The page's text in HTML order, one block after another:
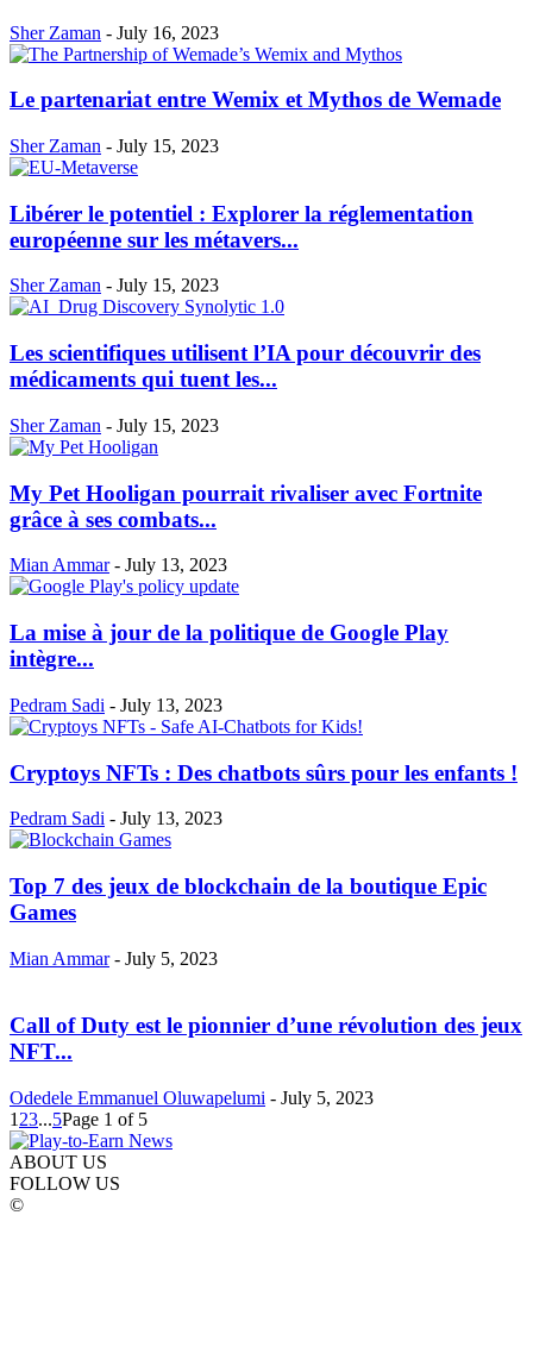
Sher Zaman - July 16, 2023
Le partenariat entre Wemix et Mythos de Wemade
Sher Zaman - July 15, 2023
Libérer le potentiel : Explorer la réglementation
européenne sur les métavers...
Sher Zaman - July 15, 2023
Les scientifiques utilisent l’IA pour découvrir des
médicaments qui tuent les...
Sher Zaman - July 15, 2023
My Pet Hooligan pourrait rivaliser avec Fortnite
grâce à ses combats...
Mian Ammar - July 13, 2023
La mise à jour de la politique de Google Play
intègre...
Pedram Sadi - July 13, 2023
Cryptoys NFTs : Des chatbots sûrs pour les enfants !
Pedram Sadi - July 13, 2023
Top 7 des jeux de blockchain de la boutique Epic
Games
Mian Ammar - July 5, 2023
Call of Duty est le pionnier d’une révolution des jeux
NFT...
Odedele Emmanuel Oluwapelumi - July 5, 2023
1 23...5Page 1 of 5
ABOUT US
FOLLOW US
©